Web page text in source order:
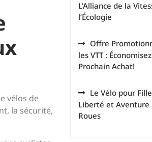
vélos de
la sécurité,
L’Alliance de la
l’Écologie
Offre
les VTT :
Prochain Achat!
Le Vélo pour
Liberté et Aventure
Roues